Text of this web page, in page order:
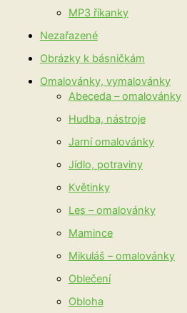
MP3 říkanky
Nezařazené
Obrázky k básničkám
Omalovánky, vymalovánky
Abeceda – omalovánky
Hudba, nástroje
Jarní omalovánky
Jídlo, potraviny
Květinky
Les – omalovánky
Mamince
Mikuláš – omalovánky
Oblečení
Obloha